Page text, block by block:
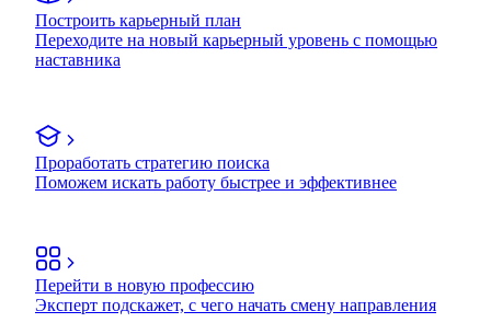
Построить карьерный план
Переходите на новый карьерный уровень с помощью
наставника
Проработать стратегию поиска
Поможем искать работу быстрее и эффективнее
Перейти в новую профессию
Эксперт подскажет, с чего начать смену направления